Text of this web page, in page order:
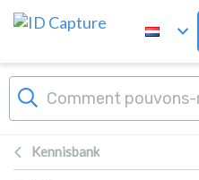
Overslaan naar hoofdinhoud
Kennisbank